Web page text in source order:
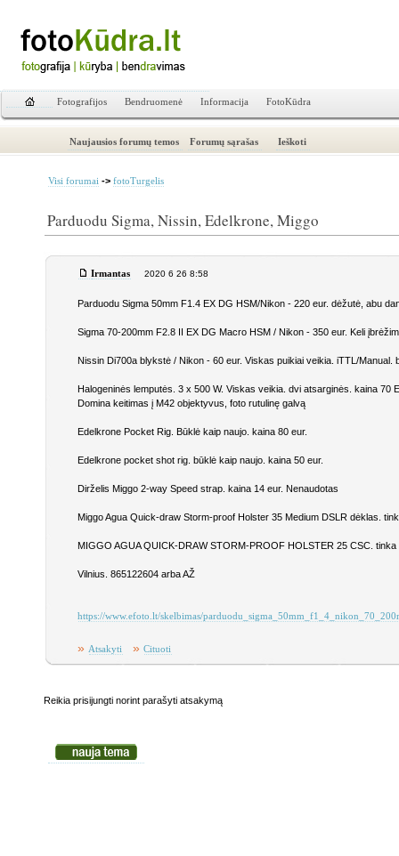
Fotografijos Bendruomenė Informacija FotoKūdra
Naujausios forumų temos Forumų sąrašas Ieškoti
Visi forumai -> fotoTurgelis
Parduodu Sigma, Nissin, Edelkrone, Miggo
Irmantas 2020 6 26 8:58
Parduodu Sigma 50mm F1.4 EX DG HSM/Nikon - 220 eur. dėžutė, abu
Sigma 70-200mm F2.8 II EX DG Macro HSM / Nikon - 350 eur. Keli
Nissin Di700a blykstė / Nikon - 60 eur. Viskas puikiai veikia. iTTL/Manual.
Halogeninės lemputės. 3 x 500 W. Viskas veikia. dvi atsarginės. kaina
Domina keitimas į M42 objektyvus, foto rutulinę galvą
Edelkrone Pocket Rig. Būklė kaip naujo. kaina 80 eur.
Edelkrone pocket shot rig. būklė kaip naujo. kaina 50 eur.
Dirželis Miggo 2-way Speed strap. kaina 14 eur. Nenaudotas
Miggo Agua Quick-draw Storm-proof Holster 35 Medium DSLR dėklas.
MIGGO AGUA QUICK-DRAW STORM-PROOF HOLSTER 25 CSC.
Vilnius. 865122604 arba AŽ
https://www.efoto.lt/skelbimas/
» Atsakyti » Cituoti
Reikia prisijungti norint parašyti atsakymą